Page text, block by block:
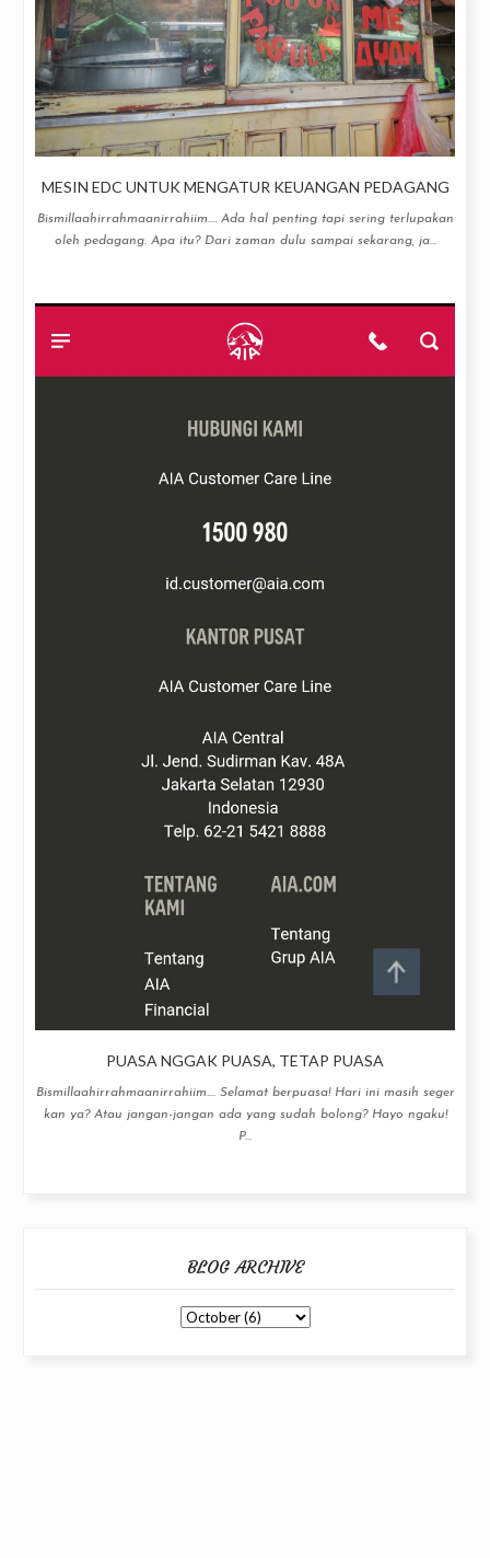
MESIN EDC UNTUK MENGATUR KEUANGAN PEDAGANG
Bismillaahirrahmaanirrahiim.... Ada hal penting tapi sering terlupakan
oleh pedagang. Apa itu? Dari zaman dulu sampai sekarang, ja...
PUASA NGGAK PUASA, TETAP PUASA
Bismillaahirrahmaanirrahiim.... Selamat berpuasa! Hari ini masih seger
kan ya? Atau jangan-jangan ada yang sudah bolong? Hayo ngaku!
P...
BLOG ARCHIVE